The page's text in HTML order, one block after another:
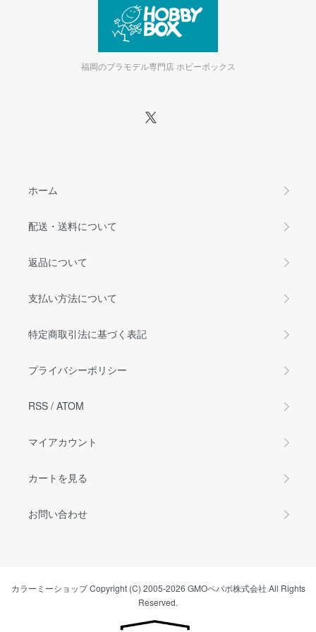
福岡のプラモデル専門店 ホビーボックス
ホーム
配送・送料について
返品について
支払い方法について
特定商取引法に基づく表記
プライバシーポリシー
RSS / ATOM
マイアカウント
カートを見る
お問い合わせ
カラーミーショップCopyright (C) 2005-2026 GMOペパボ株式会社 All Rights
Reserved.